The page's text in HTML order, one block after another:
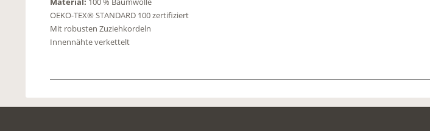
OEKO-TEX® STANDARD 100 zertifiziert
Mit robusten Zuziehkordeln
Innennähte verkettelt